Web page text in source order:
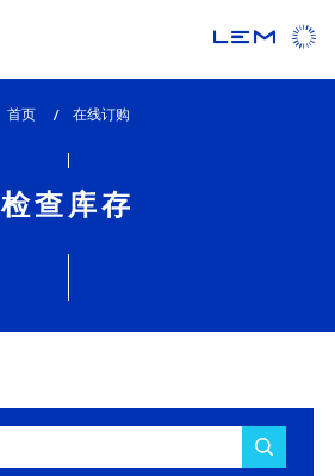
首页
lem_current_page
在线订购
检查库存